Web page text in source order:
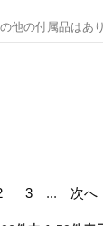
他の付属品はあり
3 ... 次へ